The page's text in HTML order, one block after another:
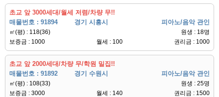
초교 앞 3000세대/월세 저렴/차량 무!!
매물번호 : 91894
경기 시흥시 피아노/음악 관인
㎡(평) : 118(36)
원생 : 18명
보증금 : 1000
월세 : 100 권리금 : 1000
초교 앞 2000세대/차량 무/학원 밀집!!
매물번호 : 91892
경기 수원시 피아노/음악 관인
㎡(평) : 108(33)
원생 : 25명
보증금 : 3000
월세 : 140 권리금 : 1500